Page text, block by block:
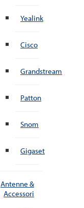
Yealink
Cisco
Grandstream
Patton
Snom
Gigaset
Antenne &
Accessori